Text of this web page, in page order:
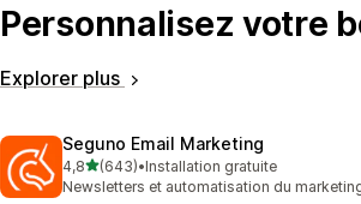
Personnalisez votre
Explorer plus
Seguno Email Marketing
4,8étoile(s) sur 5
(643)
643 avis au total
•Installation gratuite
Newsletters et automatisation du